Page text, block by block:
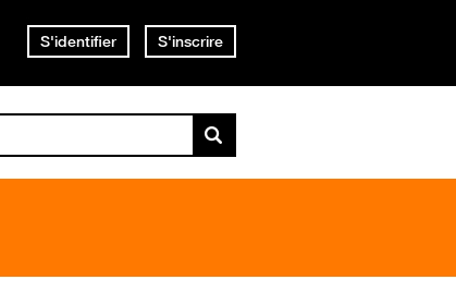
S'identifier S'inscrire